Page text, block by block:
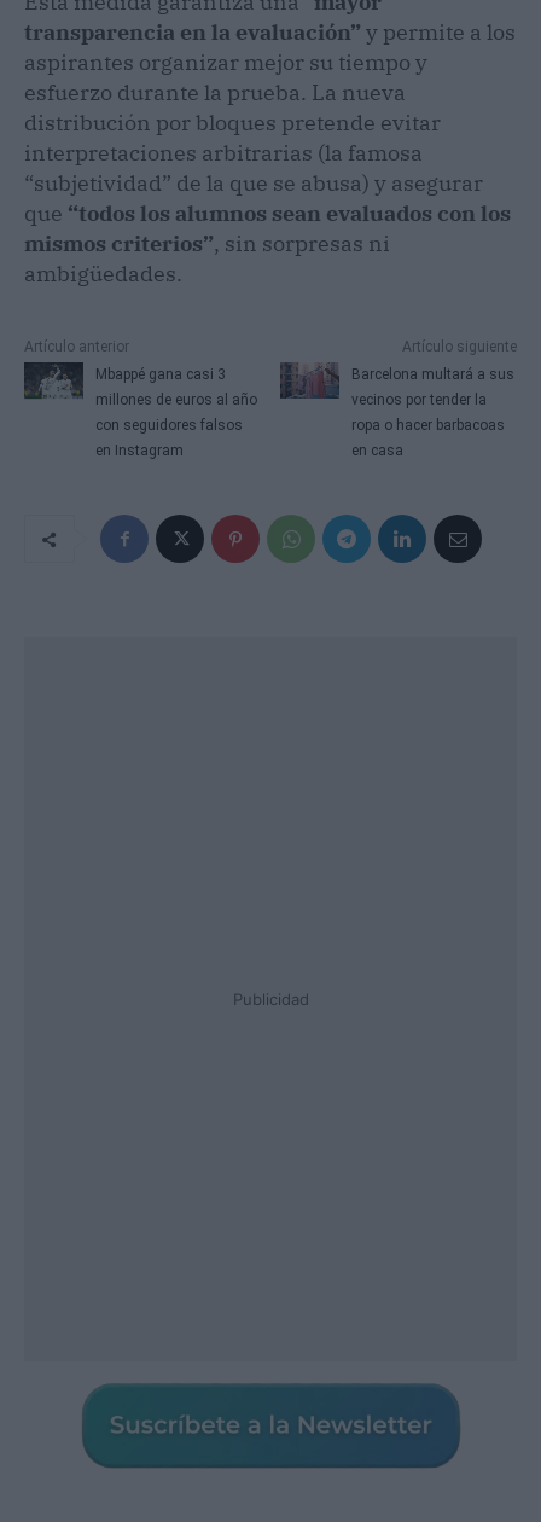
transparencia en la evaluación” y permite a los
aspirantes organizar mejor su tiempo y
esfuerzo durante la prueba. La nueva
distribución por bloques pretende evitar
interpretaciones arbitrarias (la famosa
“subjetividad” de la que se abusa) y asegurar
que “todos los alumnos sean evaluados con los
mismos criterios”, sin sorpresas ni
ambigüedades.
Artículo anterior
Mbappé gana casi 3
millones de euros al año
con seguidores falsos
en Instagram
Artículo siguiente
Barcelona multará a sus
vecinos por tender la
ropa o hacer barbacoas
en casa
Publicidad